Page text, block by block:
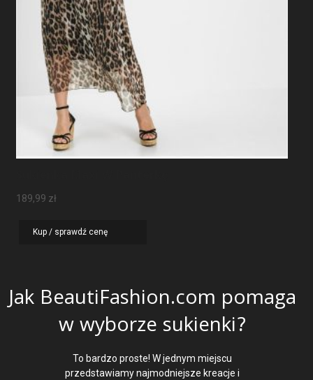
189,99 zł
Kup / sprawdź cenę
Jak BeautiFashion.com pomaga
w wyborze sukienki?
To bardzo proste! W jednym miejscu
przedstawiamy najmodniejsze kreacje i